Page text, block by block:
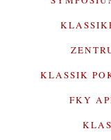
KLASSIK
FKY